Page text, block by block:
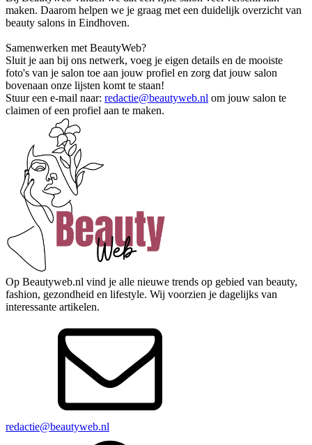
maken. Daarom helpen we je graag met een duidelijk overzicht van
beauty salons in Eindhoven.
Samenwerken met BeautyWeb?
Sluit je aan bij ons netwerk, voeg je eigen details en de mooiste
foto's van je salon toe aan jouw profiel en zorg dat jouw salon
bovenaan onze lijsten komt te staan!
Stuur een e-mail naar: redactie@beautyweb.nl om jouw salon te
claimen of een profiel aan te maken.
Op Beautyweb.nl vind je alle nieuwe trends op gebied van beauty,
fashion, gezondheid en lifestyle. Wij voorzien je dagelijks van
interessante artikelen.
redactie@beautyweb.nl